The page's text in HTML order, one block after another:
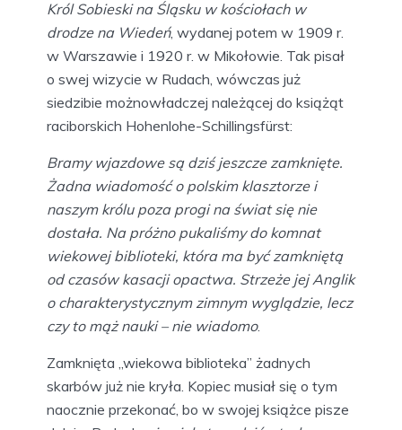
Król Sobieski na Śląsku w kościołach w
drodze na Wiedeń, wydanej potem w 1909 r.
w Warszawie i 1920 r. w Mikołowie. Tak pisał
o swej wizycie w Rudach, wówczas już
siedzibie możnowładczej należącej do książąt
raciborskich Hohenlohe-Schillingsfürst:
Bramy wjazdowe są dziś jeszcze zamknięte.
Żadna wiadomość o polskim klasztorze i
naszym królu poza progi na świat się nie
dostała. Na próżno pukaliśmy do komnat
wiekowej biblioteki, która ma być zamkniętą
od czasów kasacji opactwa. Strzeże jej Anglik
o charakterystycznym zimnym wyglądzie, lecz
czy to mąż nauki – nie wiadomo.
Zamknięta „wiekowa biblioteka” żadnych
skarbów już nie kryła. Kopiec musiał się o tym
naocznie przekonać, bo w swojej książce pisze